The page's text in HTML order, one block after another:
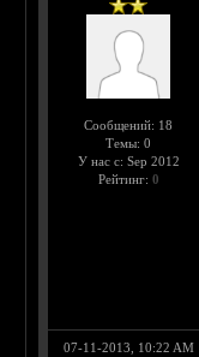
Сообщений: 18
Темы: 0
У нас с: Sep 2012
Рейтинг: 0
07-11-2013, 10:22 AM